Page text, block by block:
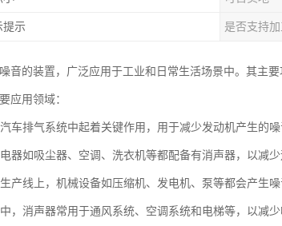
提示 是否支持加
音的装置，广泛应用于工业和日常生活场景中。其主
应用领域：
车排气系统中起着关键作用，用于减少发动机产生的
器如吸尘器、空调、洗衣机等都配备有消声器，以减
产线上，机械设备如压缩机、发电机、泵等都会产生
，消声器常用于通风系统、空调系统和电梯等，以减少